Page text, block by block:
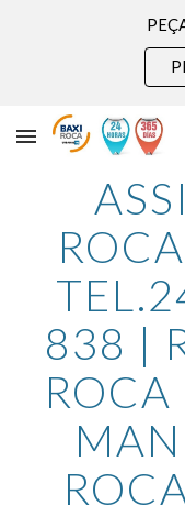
Skip to main content
838 |